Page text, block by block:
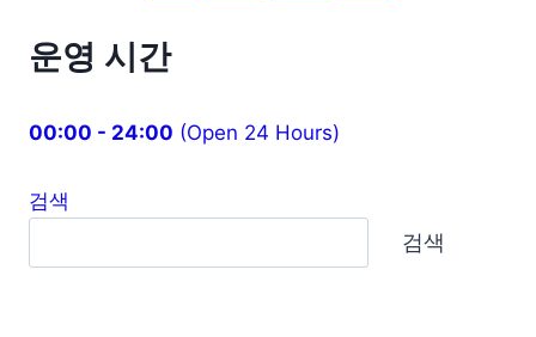
운영 시간
00:00 - 24:00 (Open 24 Hours)
검색
검색